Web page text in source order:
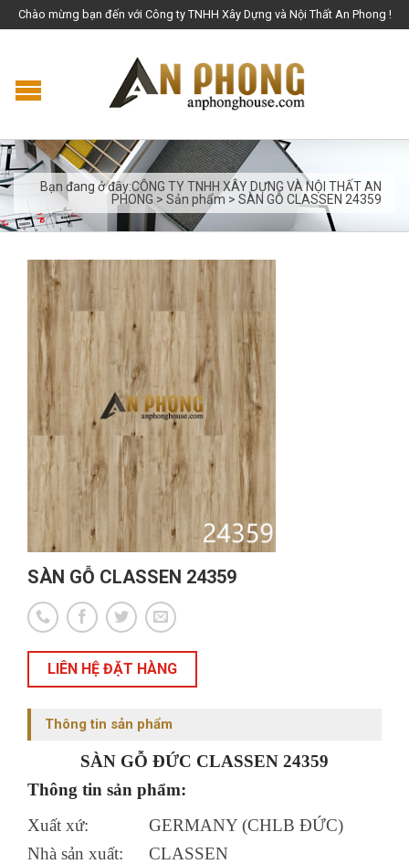
Chào mừng bạn đến với Công ty TNHH Xây Dựng và Nội Thất An Phong !
Bạn đang ở đây:CÔNG TY TNHH XÂY DỰNG VÀ NỘI THẤT AN
PHONG > Sản phẩm > SÀN GỖ CLASSEN 24359
SÀN GỖ CLASSEN 24359
LIÊN HỆ ĐẶT HÀNG
Thông tin sản phẩm
SÀN GỖ ĐỨC CLASSEN 24359
Thông tin sản phẩm:
Xuất xứ:
GERMANY (CHLB ĐỨC)
Nhà sản xuất:
CLASSEN